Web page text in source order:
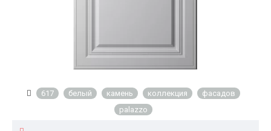
617 белый камень коллекция
фасадов
palazzo